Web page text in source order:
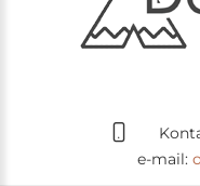
e-mail: